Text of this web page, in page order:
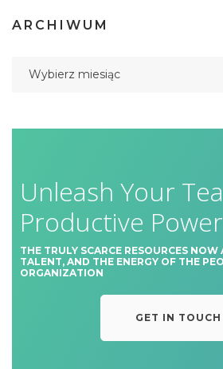
ARCHIWUM
Unleash Your
Productive Power
THE TRULY SCARCE RESOURCES
TALENT, AND THE ENERGY OF THE
ORGANIZATION
GET IN TOUCH